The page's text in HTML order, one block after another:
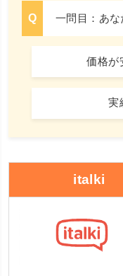
一問目：あな
価格が
実
italki